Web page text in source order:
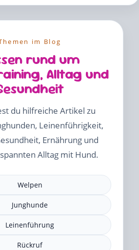
im Blog
rund um
Alltag und
du hilfreiche Artikel zu
Leinenführigkeit,
Ernährung und
Alltag mit Hund.
Welpen
Junghunde
Leinenführung
Rückruf